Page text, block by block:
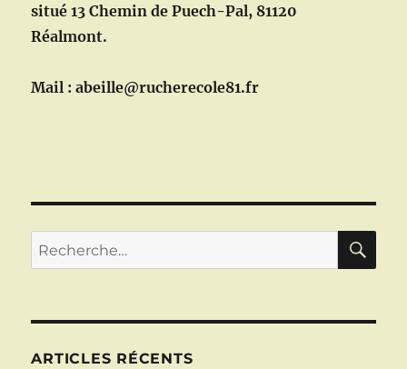
Portes
école
situé 13 Chemin de Puech-Pal, 81120
Réalmont.
Mail : abeille@rucherecole81.fr
Recherche
pour :
ARTICLES RÉCENTS